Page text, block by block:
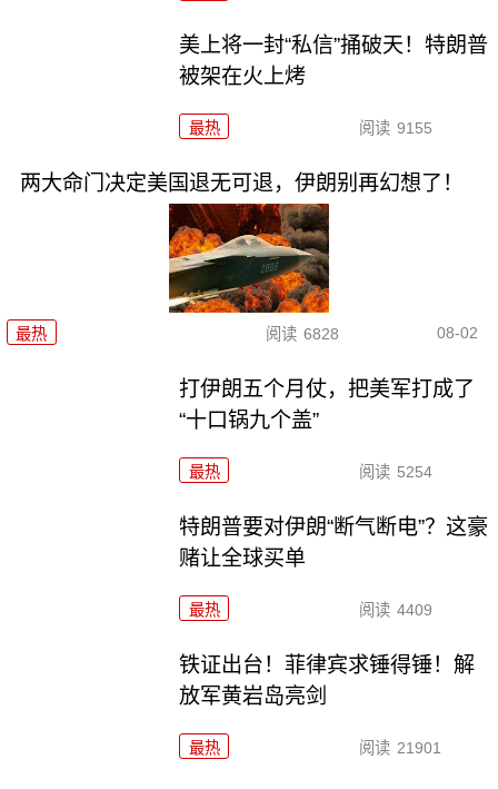
美上将一封“私信”捅破天！特朗普
被架在火上烤
最热 阅读 9155
两大命门决定美国退无可退，伊朗别再幻想了！
最热 阅读 6828 08-02
打伊朗五个月仗，把美军打成了
“十口锅九个盖”
最热 阅读 5254
特朗普要对伊朗“断气断电”？这豪
赌让全球买单
最热 阅读 4409
铁证出台！菲律宾求锤得锤！解
放军黄岩岛亮剑
最热 阅读 21901